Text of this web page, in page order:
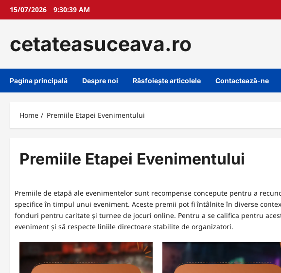
Skip15/07/2026 9:30:40 AM
cetateasuceava.ro
Pagina principală Despre noi Răsfoiește articolele Contactează-ne
Home Premiile Etapei Evenimentului
Premiile Etapei Evenimentului
Premiile de etapă ale evenimentelor sunt recompense concepute pentru a
specifice în timpul unui eveniment. Aceste premii pot fi întâlnite în diverse
fonduri pentru caritate și turnee de jocuri online. Pentru a se califica pentru
eveniment și să respecte liniile directoare stabilite de organizatori.